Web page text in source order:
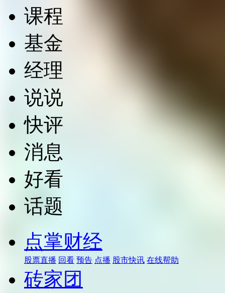
课程
基金
经理
说说
快评
消息
好看
话题
点掌财经
股票直播 回看 预告 点播 股市快讯 在线帮助
砖家团